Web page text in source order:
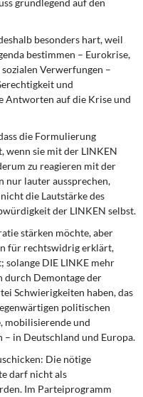
grundlegend auf den
besonders hart, weil
bestimmen – Eurokrise,
Verwerfungen –
und
Antworten auf die Krise und
die Formulierung
sie mit der LINKEN
zu reagieren mit der
nur lauter aussprechen,
die Lautstärke des
der LINKEN selbst.
stärken möchte, aber
für rechtswidrig erklärt,
DIE LINKE mehr
durch Demontage der
Schwierigkeiten haben, das
politischen
mobilisierende und
in Deutschland und Europa.
Die nötige
darf nicht als
Im Parteiprogramm